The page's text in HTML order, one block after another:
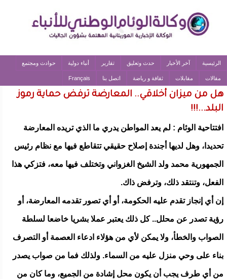
الرئيسية آخر الأخبار حدث وتعليق تقارير أنباء دولية حوادث ومجتمع
مقالات مقابلات ثقافة و رياضة اتصل بنا Français
هل من ميزان أخلاقي.. المعارضة ترفض حماية رموز
البلد...!!!
افتتاحية الوئام : لم يعد المواطن يدري ما الذي تريده المعارضة
تحديدا، وهل لديها أجندة إصلاح حقيقي تتقاطع فيها مع نظام رئيس
الجمهورية محمد ولد الشيخ الغزواني وتختلف فيها معه، فتزكي هذا
الفعل، وتنتقد ذلك، وترفض ذاك.
إن أي إنجاز تقدم عليه الحكومة، أو أي تصور تقدمه المعارضة، أو
رؤية تصدر عن محلل.. كل ذلك يعتبر عملا بشريا خاضعا لسلطة
الصواب والخطأ، ولا يمكن لأي من هؤلاء ادعاء العصمة أو التصرف
بناء على وحي منزل عليه من السماء. ولذلك فما من صواب يصدر
من أي طرف يجب أن يكون محل إشادة من الجميع، وما كان من